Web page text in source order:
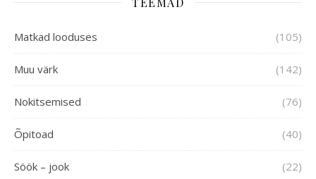
Matkad looduses (105)
Muu värk (142)
Nokitsemised (76)
Õpitoad (40)
Söök – jook (22)